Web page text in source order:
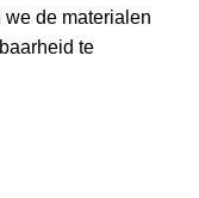
we de materialen
te